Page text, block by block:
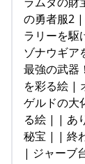
の勇者服2
ラリーを
ゾナウギ
最強の武
を彩る絵 |
ゲルドの
る絵 | | あ
秘宝 | | 終
| ジャーブ